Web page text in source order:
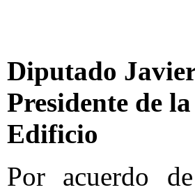
Diputado
Presidente de
Edificio
Por acuerdo